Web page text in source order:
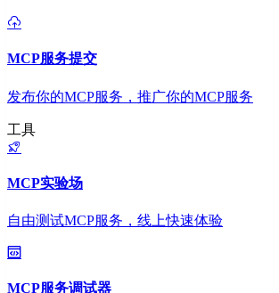
MCP服务提交
发布你的MCP服务，推广你的MCP服务
工具
MCP实验场
自由测试MCP服务，线上快速体验
MCP服务调试器